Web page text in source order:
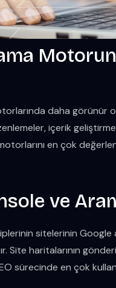
daha görünür
içerik
en çok
ve
sitelerinin Google
Site haritalarının
sürecinde en çok